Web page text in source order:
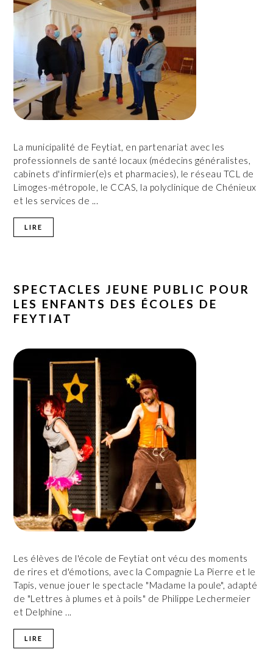
La municipalité de Feytiat, en partenariat avec les
professionnels de santé locaux (médecins généralistes,
cabinets d'infirmier(e)s et pharmacies), le réseau TCL de
Limoges-métropole, le CCAS, la polyclinique de Chénieux
et les services de ...
LIRE
SPECTACLES JEUNE PUBLIC POUR
LES ENFANTS DES ÉCOLES DE
FEYTIAT
Les élèves de l'école de Feytiat ont vécu des moments
de rires et d'émotions, avec la Compagnie La Pierre et le
Tapis, venue jouer le spectacle "Madame la poule", adapté
de "Lettres à plumes et à poils" de Philippe Lechermeier
et Delphine ...
LIRE